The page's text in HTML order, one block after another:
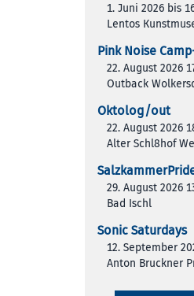
1. Juni 2026 bis
Lentos
Pink Noise
22. August 2026
Outback
Oktolog/out
22. August 2026
Alter Schl8hof
29. August 2026
Bad Ischl
Sonic Saturdays
12. September
Anton Bruckner